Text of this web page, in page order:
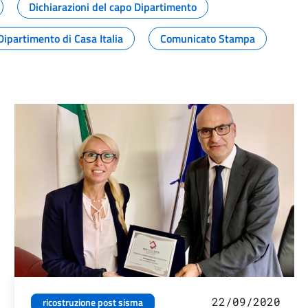
Dichiarazioni del capo Dipartimento
di Casa Italia
Comunicato Stampa
ricostruzione post sisma 22/09/2020